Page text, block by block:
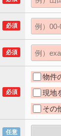
必須
必須
必須
物件
現地
その
任意